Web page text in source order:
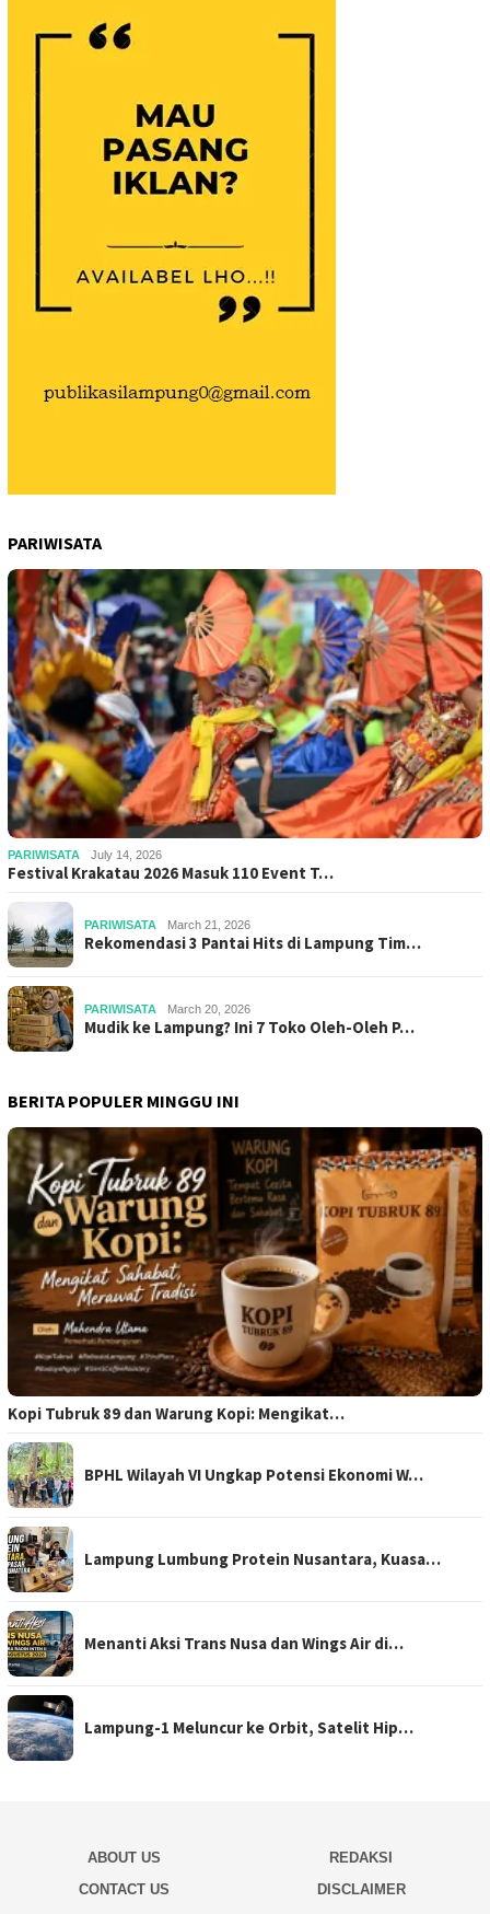
PARIWISATA
PARIWISATA July 14, 2026
Festival Krakatau 2026 Masuk 110 Event T…
PARIWISATA March 21, 2026
Rekomendasi 3 Pantai Hits di Lampung Tim…
PARIWISATA March 20, 2026
Mudik ke Lampung? Ini 7 Toko Oleh-Oleh P…
BERITA POPULER MINGGU INI
Kopi Tubruk 89 dan Warung Kopi: Mengikat…
BPHL Wilayah VI Ungkap Potensi Ekonomi W…
Lampung Lumbung Protein Nusantara, Kuasa…
Menanti Aksi Trans Nusa dan Wings Air di…
Lampung-1 Meluncur ke Orbit, Satelit Hip…
ABOUT US
REDAKSI
CONTACT US
DISCLAIMER